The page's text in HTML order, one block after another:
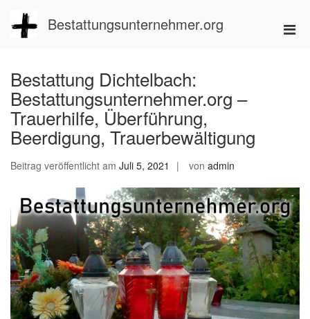
Inhalt
springen
Bestattungsunternehmer.org
Bestattung Dichtelbach:
Bestattungsunternehmer.org –
Trauerhilfe, Überführung,
Beerdigung, Trauerbewältigung
Beitrag veröffentlicht am Juli 5, 2021 von admin